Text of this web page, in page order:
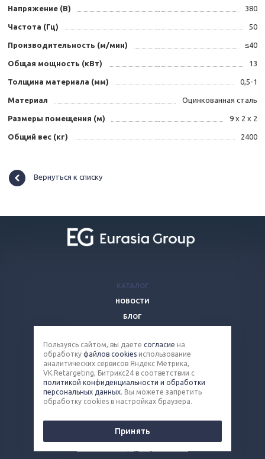
Напряжение (В) 380
Частота (Гц) 50
Производительность (м/мин) ≤40
Общая мощность (кВт) 13
Толщина материала (мм) 0,5-1
Материал Оцинкованная сталь
Размеры помещения (м) 9 х 2 х 2
Общий вес (кг) 2400
Вернуться к списку
© 2026 Все права защищены.
КАТАЛОГ
НОВОСТИ
БЛОГ
КОМПАНИЯ
КОНТАКТЫ
8 (800) 100-90-13
steel@eq-mail.ru
Пользуясь сайтом, вы даете согласие на
обработку файлов cookies использование
аналитических сервисов Яндекс Метрика,
VK.Retargeting, Битрикс24 в соответствии с
политикой конфиденциальности и обработки
персональных данных. Вы можете запретить
обработку cookies в настройках браузера.
Принять